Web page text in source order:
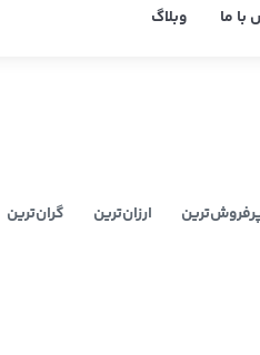
با ما وبلاگ
ارزان‌ترین گران‌ترین